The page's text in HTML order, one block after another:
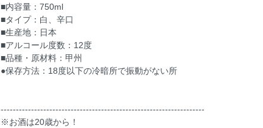
■内容量：750ml
■タイプ：白、辛口
■生産地：日本
■アルコール度数：12度
■品種・原材料：甲州
●保存方法：18度以下の冷暗所で振動がない所
-------------------------------------------------------------------
※お酒は20歳から！